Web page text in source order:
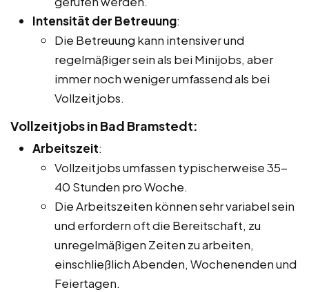
Intensität der Betreuung:
Die Betreuung kann intensiver und
regelmäßiger sein als bei Minijobs, aber
immer noch weniger umfassend als bei
Vollzeitjobs.
Vollzeitjobs in Bad Bramstedt:
Arbeitszeit:
Vollzeitjobs umfassen typischerweise 35-
40 Stunden pro Woche.
Die Arbeitszeiten können sehr variabel sein
und erfordern oft die Bereitschaft, zu
unregelmäßigen Zeiten zu arbeiten,
einschließlich Abenden, Wochenenden und
Feiertagen.